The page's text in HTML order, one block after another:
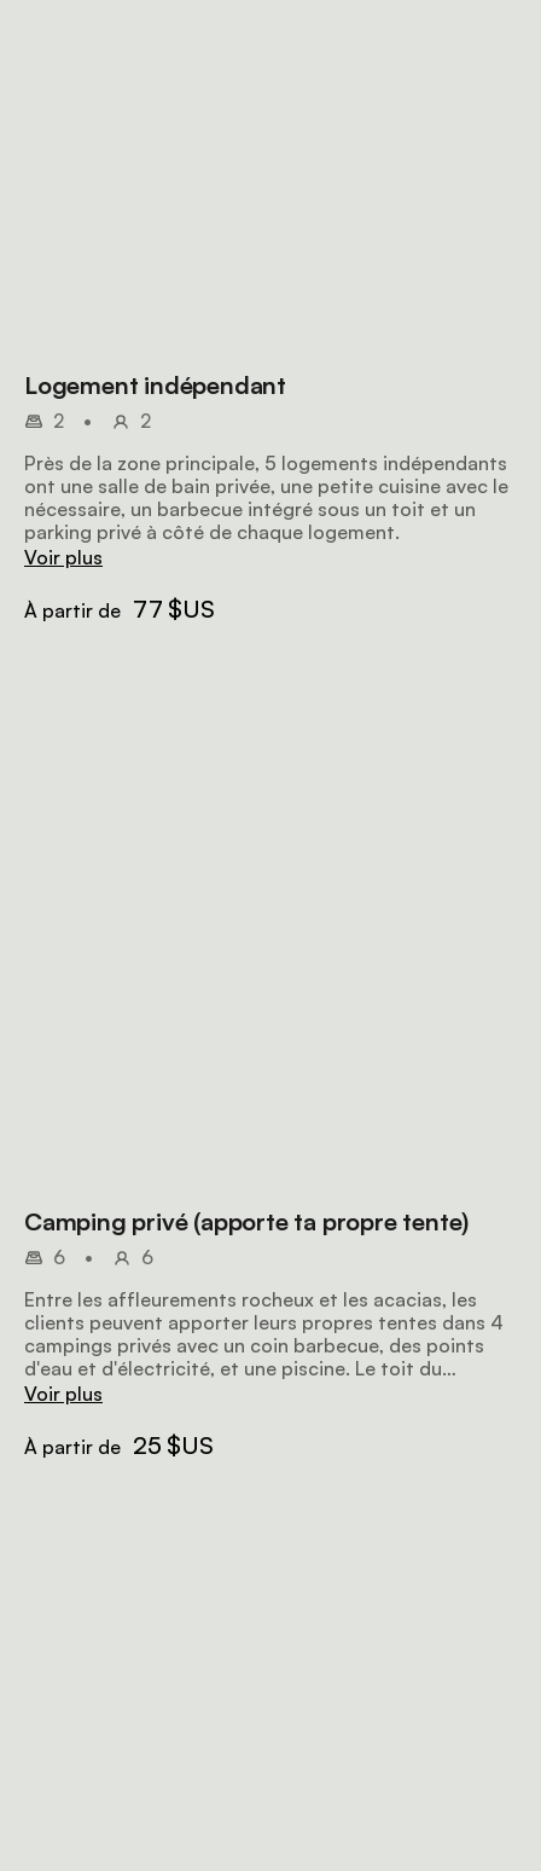
Logement indépendant
2 •
2
Près de la zone principale, 5 logements indépendants
ont une salle de bain privée, une petite cuisine avec le
nécessaire, un barbecue intégré sous un toit et un
parking privé à côté de chaque logement.
Voir plus
À partir de 77 $US
Camping privé (apporte ta propre tente)
6 •
6
Entre les affleurements rocheux et les acacias, les
clients peuvent apporter leurs propres tentes dans 4
campings privés avec un coin barbecue, des points
d'eau et d'électricité, et une piscine. Le toit du
camping donne assez d'ombre, et les salles de bain
et un coin pour faire la vaisselle.
Voir plus
À partir de 25 $US